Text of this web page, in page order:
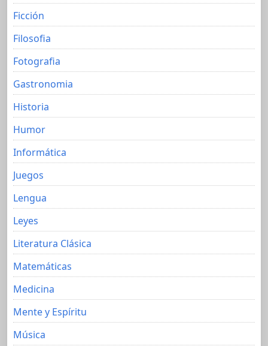
Ficción
Filosofia
Fotografia
Gastronomia
Historia
Humor
Informática
Juegos
Lengua
Leyes
Literatura Clásica
Matemáticas
Medicina
Mente y Espíritu
Música